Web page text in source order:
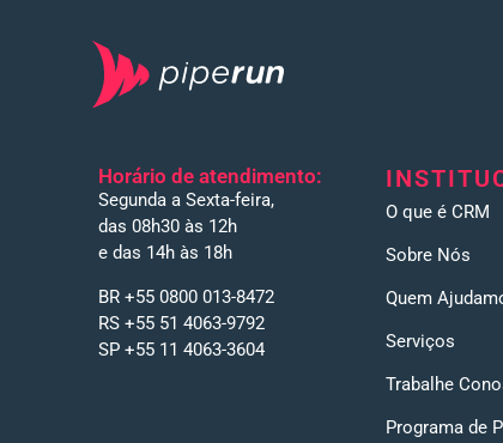
Horário de atendimento:
Segunda a Sexta-feira,
das 08h30 às 12h
e das 14h às 18h
BR +55 0800 013-8472
RS +55 51 4063-9792
SP +55 11 4063-3604
O que é CRM
Sobre Nós
Quem
Serviços
Trabalhe
Programa de